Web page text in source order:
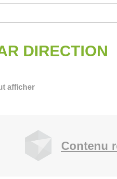
DIRECTION
afficher
Contenu